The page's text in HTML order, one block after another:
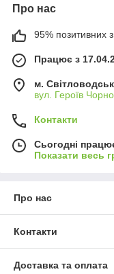
Про нас
95% позитивних з
Працює з
м. Світловодськ
вул. Героїв
Контакти
Сьогодні
Показати весь
Про нас
Контакти
Доставка та оплата